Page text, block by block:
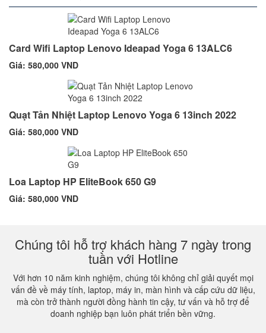
Card Wifi Laptop Lenovo Ideapad Yoga 6 13ALC6
Giá: 580,000 VND
Quạt Tản Nhiệt Laptop Lenovo Yoga 6 13inch 2022
Giá: 580,000 VND
Loa Laptop HP EliteBook 650 G9
Giá: 580,000 VND
Chúng tôi hỗ trợ khách hàng 7 ngày trong
tuần với Hotline
Với hơn 10 năm kinh nghiệm, chúng tôi không chỉ giải quyết mọi
vấn đề về máy tính, laptop, máy in, màn hình và cấp cứu dữ liệu,
mà còn trở thành người đồng hành tin cậy, tư vấn và hỗ trợ để
doanh nghiệp bạn luôn phát triển bền vững.